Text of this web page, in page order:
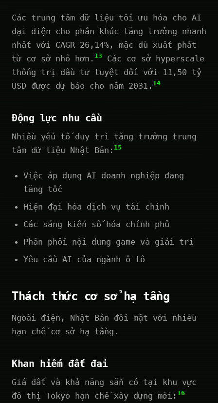
Các trung tâm dữ liệu tối ưu hóa cho AI
đại diện cho phân khúc tăng trưởng nhanh
nhất với CAGR 26,14%, mặc dù xuất phát
từ cơ sở nhỏ hơn. 13
Các cơ sở hyperscale
thống trị đầu tư tuyệt đối với 11,50 tỷ
USD được dự báo cho năm 2031. 14
Động lực nhu cầu
Nhiều yếu tố duy trì tăng trưởng trung
tâm dữ liệu Nhật Bản: 15
Việc áp dụng AI doanh nghiệp đang
tăng tốc
Hiện đại hóa dịch vụ tài chính
Các sáng kiến số hóa chính phủ
Phân phối nội dung game và giải trí
Yêu cầu AI của ngành ô tô
Thách thức cơ sở hạ tầng
Ngoài điện, Nhật Bản đối mặt với nhiều
hạn chế cơ sở hạ tầng.
Khan hiếm đất đai
Giá đất và khả năng sẵn có tại khu vực
đô thị Tokyo hạn chế xây dựng mới: 16